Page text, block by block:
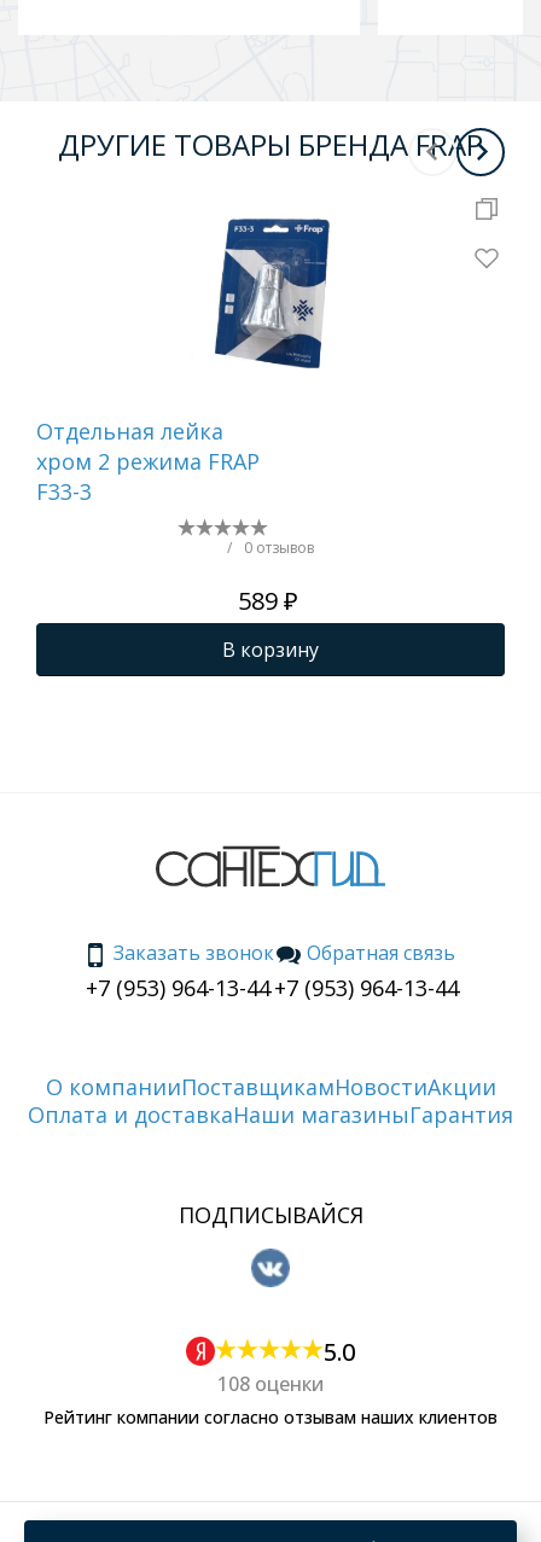
ДРУГИЕ ТОВАРЫ БРЕНДА FRAP
Отдельная лейка
хром 2 режима FRAP
F33-3
/ 0 отзывов
589 ₽
В корзину
Заказать звонок
+7 (953) 964-13-44
Обратная связь
+7 (953) 964-13-44
О компанииПоставщикамНовостиАкции
Оплата и доставкаНаши магазиныГарантия
ПОДПИСЫВАЙСЯ
5.0
108 оценки
Рейтинг компании согласно отзывам наших клиентов
Политика обработки персональных данных